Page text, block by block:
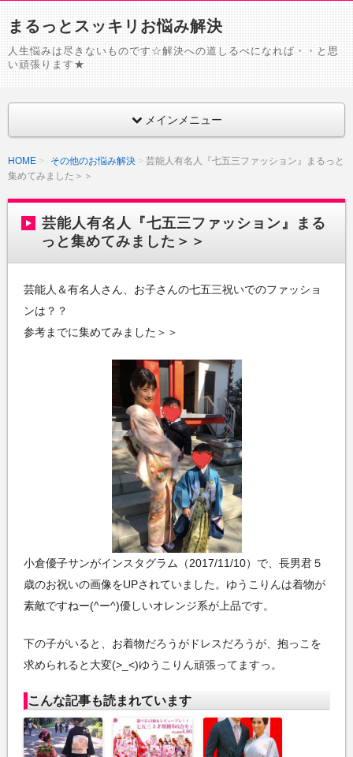
まるっとスッキリお悩み解決
人生悩みは尽きないものです☆解決への道しるべになれば・・と思
い頑張ります★
メインメニュー
HOME その他のお悩み解決
芸能人有名人『七五三ファッション』まるっと
集めてみました＞＞
芸能人有名人『七五三ファッション』まる
っと集めてみました＞＞
芸能人＆有名人さん、お子さんの七五三祝いでのファッショ
ンは？？
参考までに集めてみました＞＞
小倉優子サンがインスタグラム（2017/11/10）で、長男君５
歳のお祝いの画像をUPされていました。ゆうこりんは着物が
素敵ですねー(^ー^)優しいオレンジ系が上品です。
下の子がいると、お着物だろうがドレスだろうが、抱っこを
求められると大変(>_<)ゆうこりん頑張ってますっ。
こんな記事も読まれています